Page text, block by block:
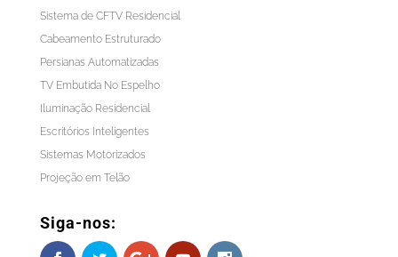
Sistema de CFTV Residencial
Cabeamento Estruturado
Persianas Automatizadas
TV Embutida No Espelho
Iluminação Residencial
Escritórios Inteligentes
Sistemas Motorizados
Projeção em Telão
Siga-nos: